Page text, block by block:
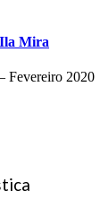
Ila Mira
Fevereiro 2020